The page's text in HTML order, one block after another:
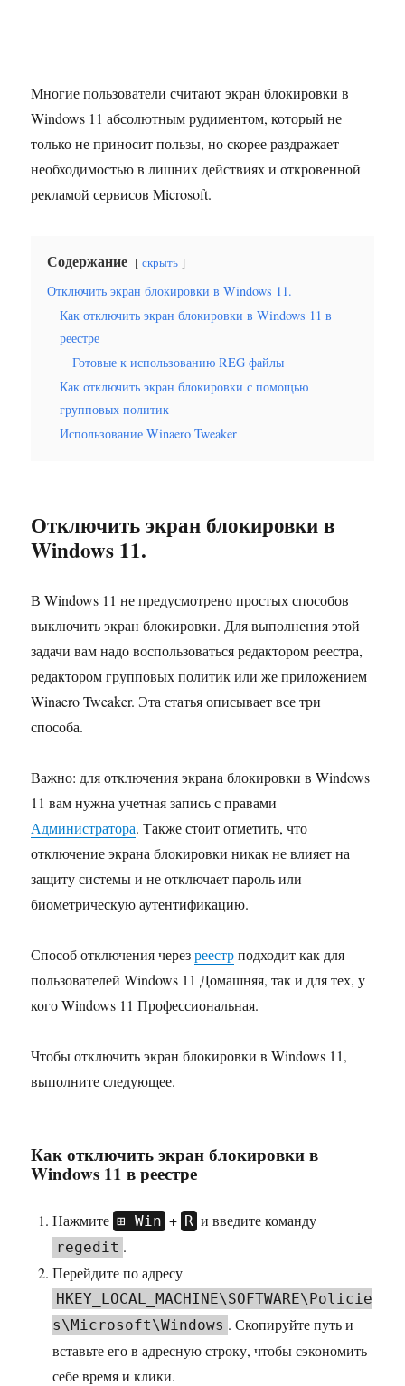
Многие пользователи считают экран блокировки в
Windows 11 абсолютным рудиментом, который не
только не приносит пользы, но скорее раздражает
необходимостью в лишних действиях и откровенной
рекламой сервисов Microsoft.
Содержание скрыть
Отключить экран блокировки в Windows 11.
Как отключить экран блокировки в Windows 11 в
реестре
Готовые к использованию REG файлы
Как отключить экран блокировки с помощью
групповых политик
Использование Winaero Tweaker
Отключить экран блокировки в
Windows 11.
В Windows 11 не предусмотрено простых способов
выключить экран блокировки. Для выполнения этой
задачи вам надо воспользоваться редактором реестра,
редактором групповых политик или же приложением
Winaero Tweaker. Эта статья описывает все три
способа.
Важно: для отключения экрана блокировки в Windows
11 вам нужна учетная запись с правами
Администратора. Также стоит отметить, что
отключение экрана блокировки никак не влияет на
защиту системы и не отключает пароль или
биометрическую аутентификацию.
Способ отключения черезреестрподходит как для
пользователей Windows 11 Домашняя, так и для тех, у
кого Windows 11 Профессиональная.
Чтобы отключить экран блокировки в Windows 11,
выполните следующее.
Как отключить экран блокировки в
Windows 11 в реестре
Нажмите Win + R и введите команду
regedit .
Перейдите по адресу
HKEY_LOCAL_MACHINE\SOFTWARE\Policie
s\Microsoft\Windows . Скопируйте путь и
вставьте его в адресную строку, чтобы сэкономить
себе время и клики.